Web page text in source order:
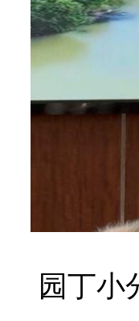
园丁小